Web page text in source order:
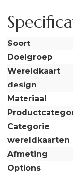
Soort
Doelgroep
Wereldkaart
design
Materiaal
Categorie
wereldkaarten
Afmeting
Options